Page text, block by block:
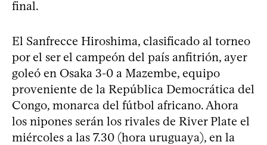
final.
El Sanfrecce Hiroshima, clasificado al torneo
por el ser el campeón del país anfitrión, ayer
goleó en Osaka 3-0 a Mazembe, equipo
proveniente de la República Democrática del
Congo, monarca del fútbol africano. Ahora
los nipones serán los rivales de River Plate el
miércoles a las 7.30 (hora uruguaya), en la